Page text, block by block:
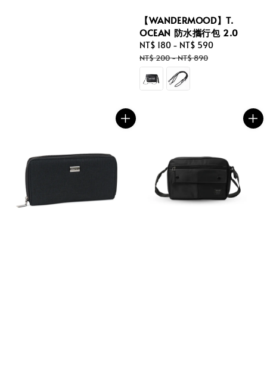
【WANDERMOOD】T.
OCEAN 防水攜行包 2.0
Sale
price
NT$ 180 - NT$ 590
NT$ 200-NT$ 890